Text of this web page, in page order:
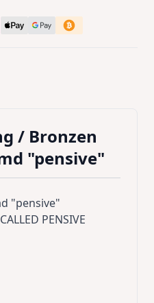
/ Bronzen
"pensive"
"pensive"
PENSIVE